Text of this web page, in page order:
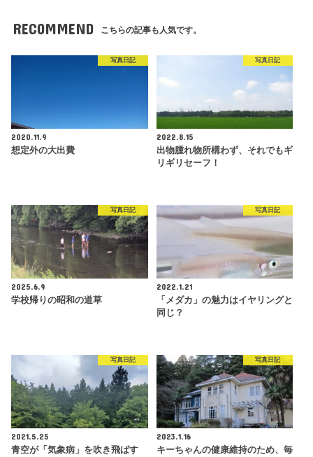
RECOMMEND こちらの記事も人気です。
写真日記
2020.11.9
想定外の大出費
写真日記
2022.8.15
出物腫れ物所構わず、それでもギ
リギリセーフ！
写真日記
2025.6.9
学校帰りの昭和の道草
写真日記
2022.1.21
「メダカ」の魅力はイヤリングと
同じ？
写真日記
2021.5.25
青空が「気象病」を吹き飛ばす
写真日記
2023.1.16
キーちゃんの健康維持のため、毎